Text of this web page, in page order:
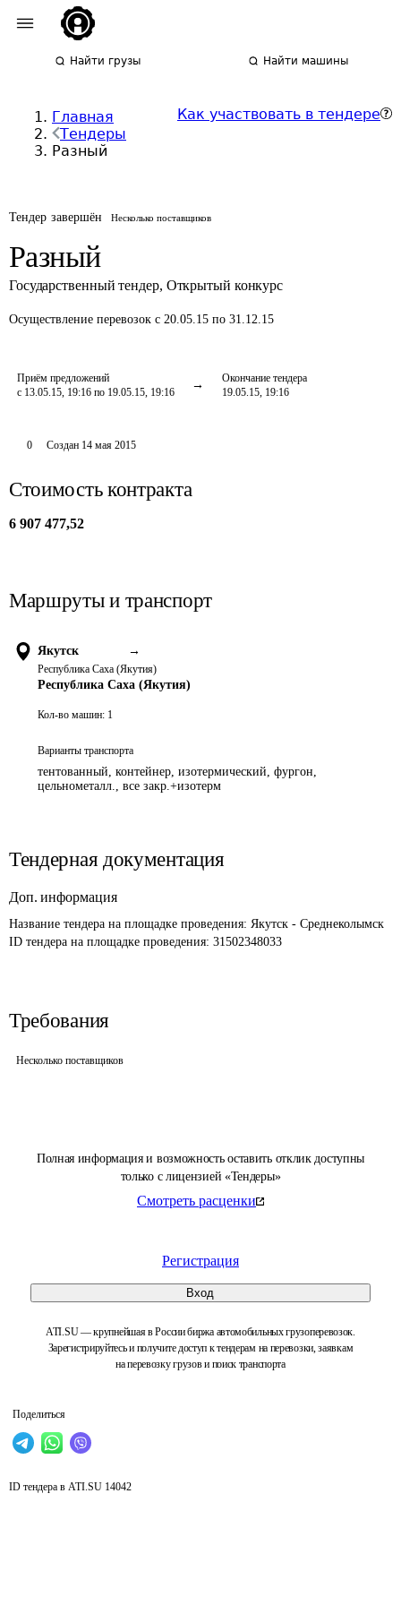
Найти грузы Найти машины
Главная
Тендеры
Разный
Как участвовать в тендере
Тендер завершён Несколько поставщиков
Разный
Государственный тендер, Открытый конкурс
Осуществление перевозок с 20.05.15 по 31.12.15
Приём предложений
с 13.05.15, 19:16 по 19.05.15, 19:16
Окончание тендера
19.05.15, 19:16
Полная информация и возможность оставить отклик доступны
только с лицензией «Тендеры»
Смотреть расценки
Регистрация
Вход
ATI.SU — крупнейшая в России биржа автомобильных грузоперевозок.
Зарегистрируйтесь и получите доступ к тендерам на перевозки, заявкам
на перевозку грузов и поиск транспорта
Поделиться
0 Создан 14 мая 2015
Стоимость контракта
6 907 477,52
Маршруты и транспорт
Якутск →
Республика Саха (Якутия)
Республика Саха (Якутия)
Кол-во машин: 1
Варианты транспорта
тентованный, контейнер, изотермический, фургон,
цельнометалл., все закр.+изотерм
Тендерная документация
Доп. информация
Название тендера на площадке проведения: Якутск - Среднеколымск
ID тендера на площадке проведения: 31502348033
Требования
Несколько поставщиков
ID тендера в ATI.SU 14042